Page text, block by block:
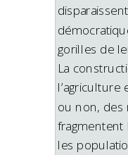
gorilles de
La
l’agriculture
ou non, des
les